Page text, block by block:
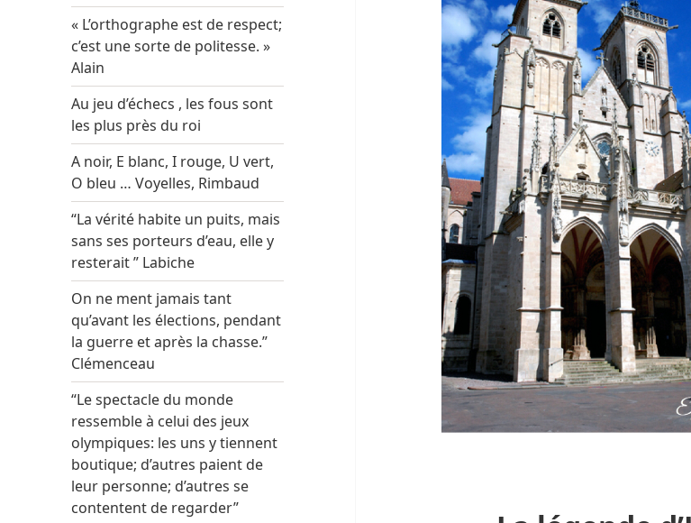
« L’orthographe est de respect;
c’est une sorte de politesse. »
Alain
Au jeu d’échecs , les fous sont
les plus près du roi
A noir, E blanc, I rouge, U vert,
O bleu … Voyelles, Rimbaud
“La vérité habite un puits, mais
sans ses porteurs d’eau, elle y
resterait ” Labiche
On ne ment jamais tant
qu’avant les élections, pendant
la guerre et après la chasse.”
Clémenceau
“Le spectacle du monde
ressemble à celui des jeux
olympiques: les uns y tiennent
boutique; d’autres paient de
leur personne; d’autres se
contentent de regarder”